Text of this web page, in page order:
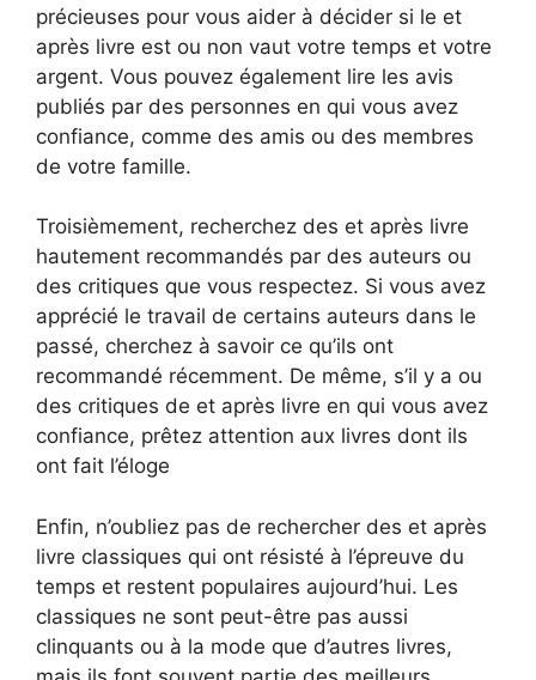
précieuses pour vous aider à décider si le et
après livre est ou non vaut votre temps et votre
argent. Vous pouvez également lire les avis
publiés par des personnes en qui vous avez
confiance, comme des amis ou des membres
de votre famille.
Troisièmement, recherchez des et après livre
hautement recommandés par des auteurs ou
des critiques que vous respectez. Si vous avez
apprécié le travail de certains auteurs dans le
passé, cherchez à savoir ce qu’ils ont
recommandé récemment. De même, s’il y a ou
des critiques de et après livre en qui vous avez
confiance, prêtez attention aux livres dont ils
ont fait l’éloge
Enfin, n’oubliez pas de rechercher des et après
livre classiques qui ont résisté à l’épreuve du
temps et restent populaires aujourd’hui. Les
classiques ne sont peut-être pas aussi
clinquants ou à la mode que d’autres livres,